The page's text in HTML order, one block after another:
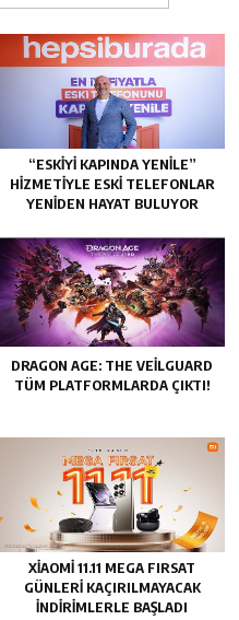
“ESKIYI KAPINDA YENILE”
HIZMETIYLE ESKI TELEFONLAR
YENIDEN HAYAT BULUYOR
DRAGON AGE: THE VEILGUARD
TÜM PLATFORMLARDA ÇIKTI!
XIAOMI 11.11 MEGA FIRSAT
GÜNLERI KAÇIRILMAYACAK
İNDIRIMLERLE BAŞLADI